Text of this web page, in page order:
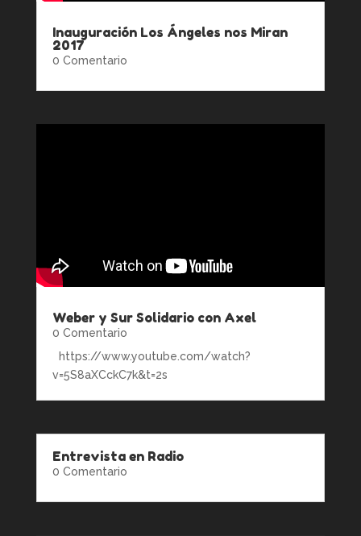
Inauguración Los Ángeles nos Miran
2017
0 Comentario
Weber y Sur Solidario con Axel
0 Comentario
https://www.youtube.com/watch?
v=5S8aXCckC7k&t=2s
Entrevista en Radio
0 Comentario